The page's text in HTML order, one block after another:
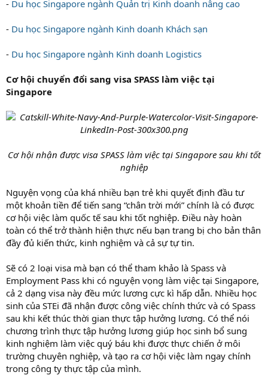
- Du học Singapore ngành Quản trị Kinh doanh nâng cao
- Du học Singapore ngành Kinh doanh Khách sạn
- Du học Singapore ngành Kinh doanh Logistics
Cơ hội chuyển đổi sang visa SPASS làm việc tại
Singapore
Cơ hội nhận được visa SPASS làm việc tại Singapore sau khi tốt
nghiệp
Nguyện vọng của khá nhiều bạn trẻ khi quyết định đầu tư
một khoản tiền để tiến sang “chân trời mới” chính là có được
cơ hội việc làm quốc tế sau khi tốt nghiệp. Điều này hoàn
toàn có thể trở thành hiện thực nếu bạn trang bị cho bản thân
đầy đủ kiến thức, kinh nghiệm và cả sự tự tin.
Sẽ có 2 loại visa mà bạn có thể tham khảo là Spass và
Employment Pass khi có nguyện vọng làm việc tại Singapore,
cả 2 dạng visa này đều mức lương cực kì hấp dẫn. Nhiều học
sinh của STEi đã nhận được công việc chính thức và có Spass
sau khi kết thúc thời gian thực tập hưởng lương. Có thể nói
chương trình thực tập hưởng lương giúp học sinh bổ sung
kinh nghiệm làm việc quý báu khi được thực chiến ở môi
trường chuyên nghiệp, và tạo ra cơ hội việc làm ngay chính
trong công ty thực tập của mình.